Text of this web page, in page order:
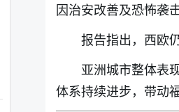
因治安改善及恐怖袭
报告指出，西欧
亚洲城市整体表
体系持续进步，带动